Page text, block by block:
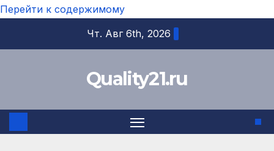
Перейти к содержимому
Чт. Авг 6th, 2026
Quality21.ru